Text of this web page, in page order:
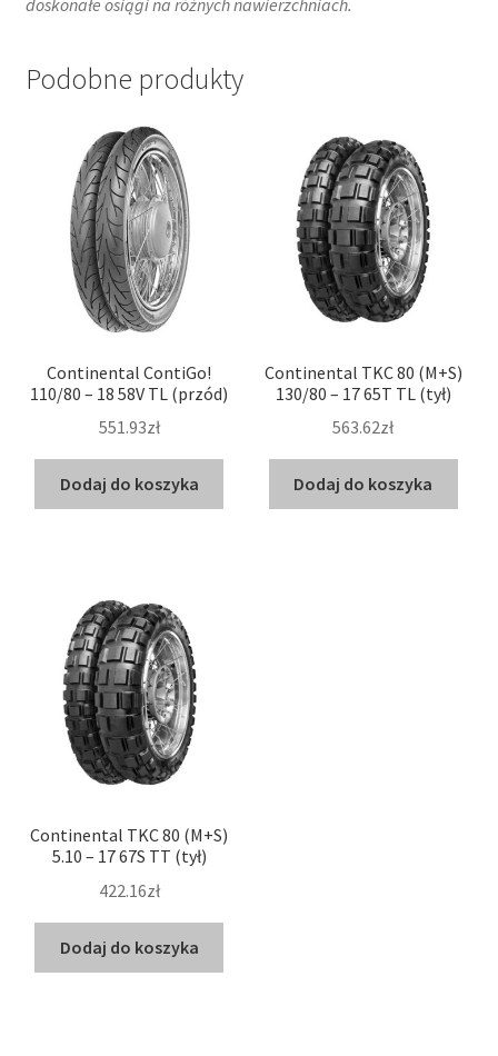
doskonałe osiągi na różnych nawierzchniach.
Podobne produkty
Continental ContiGo!
110/80 – 18 58V TL (przód)
551.93zł
Dodaj do koszyka
Continental TKC 80 (M+S)
130/80 – 17 65T TL (tył)
563.62zł
Dodaj do koszyka
Continental TKC 80 (M+S)
5.10 – 17 67S TT (tył)
422.16zł
Dodaj do koszyka